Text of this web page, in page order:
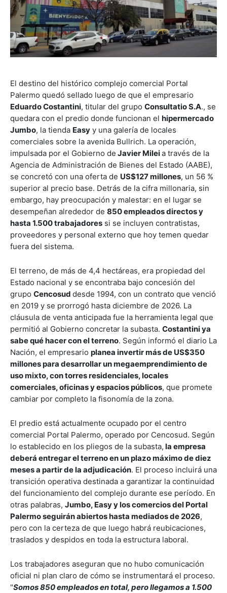
El destino del histórico complejo comercial Portal
Palermo quedó sellado luego de que el empresario
Eduardo Costantini, titular del grupo Consultatio S.A., se
quedara con el predio donde funcionan el hipermercado
Jumbo, la tienda Easy y una galería de locales
comerciales sobre la avenida Bullrich. La operación,
impulsada por el Gobierno de Javier Mileia través de la
Agencia de Administración de Bienes del Estado (AABE),
se concretó con una oferta de US$127 millones, un 56 %
superior al precio base. Detrás de la cifra millonaria, sin
embargo, hay preocupación y malestar: en el lugar se
desempeñan alrededor de 850 empleados directos y
hasta 1.500 trabajadores si se incluyen contratistas,
proveedores y personal externo que hoy temen quedar
fuera del sistema.
El terreno, de más de 4,4 hectáreas, era propiedad del
Estado nacional y se encontraba bajo concesión del
grupo Cencosud desde 1994, con un contrato que venció
en 2019 y se prorrogó hasta diciembre de 2026. La
cláusula de venta anticipada fue la herramienta legal que
permitió al Gobierno concretar la subasta. Costantini ya
sabe qué hacer con el terreno. Según informó el diario La
Nación, el empresario planea invertir más de US$350
millones para desarrollar un megaemprendimiento de
uso mixto, con torres residenciales, locales
comerciales, oficinas y espacios públicos, que promete
cambiar por completo la fisonomía de la zona.
El predio está actualmente ocupado por el centro
comercial Portal Palermo, operado por Cencosud. Según
lo establecido en los pliegos de la subasta, la empresa
deberá entregar el terreno en un plazo máximo de diez
meses a partir de la adjudicación. El proceso incluirá una
transición operativa destinada a garantizar la continuidad
del funcionamiento del complejo durante ese período. En
otras palabras, Jumbo, Easy y los comercios del Portal
Palermo seguirán abiertos hasta mediados de 2026,
pero con la certeza de que luego habrá reubicaciones,
traslados y despidos en toda la estructura laboral.
Los trabajadores aseguran que no hubo comunicación
oficial ni plan claro de cómo se instrumentará el proceso.
"Somos 850 empleados en total, pero llegamos a 1.500